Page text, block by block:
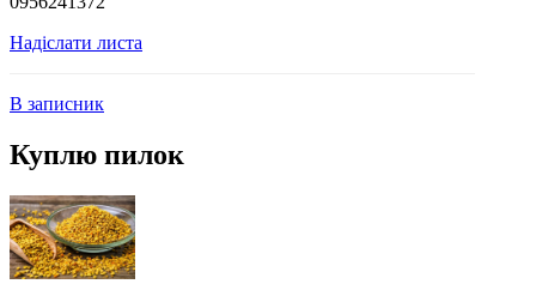
Надіслати листа
В записник
Куплю пилок